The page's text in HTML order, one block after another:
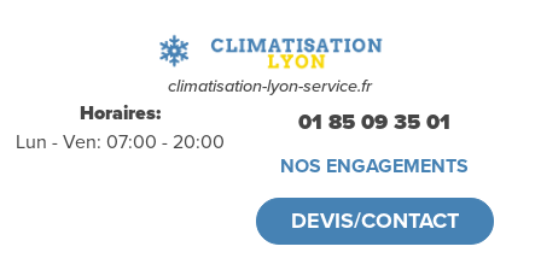
climatisation-lyon-service.fr
Horaires:
Lun - Ven: 07:00 - 20:00
01 85 09 35 01
NOS ENGAGEMENTS
DEVIS/CONTACT
déplacements
gratuitssans
engagement
appelez-nous :